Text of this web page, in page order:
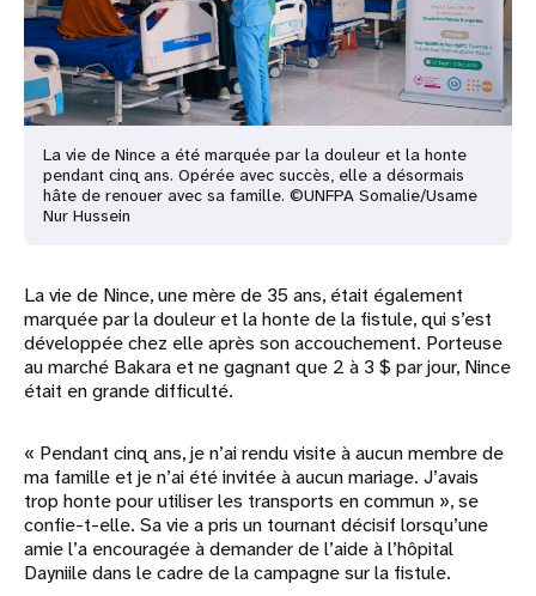
La vie de Nince a été marquée par la douleur et la honte
pendant cinq ans. Opérée avec succès, elle a désormais
hâte de renouer avec sa famille. ©UNFPA Somalie/Usame
Nur Hussein
La vie de Nince, une mère de 35 ans, était également
marquée par la douleur et la honte de la fistule, qui s’est
développée chez elle après son accouchement. Porteuse
au marché Bakara et ne gagnant que 2 à 3 $ par jour, Nince
était en grande difficulté.
« Pendant cinq ans, je n’ai rendu visite à aucun membre de
ma famille et je n’ai été invitée à aucun mariage. J’avais
trop honte pour utiliser les transports en commun », se
confie-t-elle. Sa vie a pris un tournant décisif lorsqu’une
amie l’a encouragée à demander de l’aide à l’hôpital
Dayniile dans le cadre de la campagne sur la fistule.